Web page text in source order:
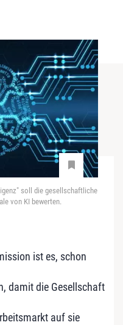
soll die gesellschaftliche
von KI bewerten.
ist es, schon
damit die Gesellschaft
auf sie